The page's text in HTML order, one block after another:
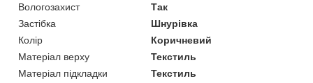
Вологозахист
Так
Застібка
Шнурівка
Колір
Коричневий
Матеріал верху
Текстиль
Матеріал підкладки
Текстиль